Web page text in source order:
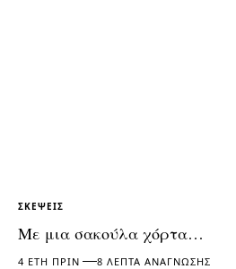
ΣΚΈΨΕΙΣ
Με μια σακούλα χόρτα…
4 ΈΤΗ ΠΡΙΝ 8 ΛΕΠΤΆ ΑΝΆΓΝΩΣΗΣ